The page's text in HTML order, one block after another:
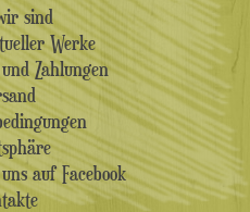
sind
Werke
Zahlungen
auf Facebook